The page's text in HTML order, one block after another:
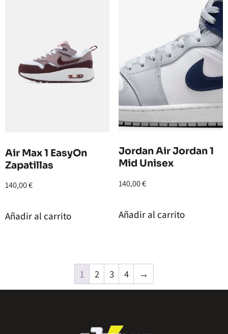
Air Max 1 EasyOn
Zapatillas
140,00€
Añadir al carrito
Jordan Air Jordan 1
Mid Unisex
140,00€
Añadir al carrito
1 2 3 4 →